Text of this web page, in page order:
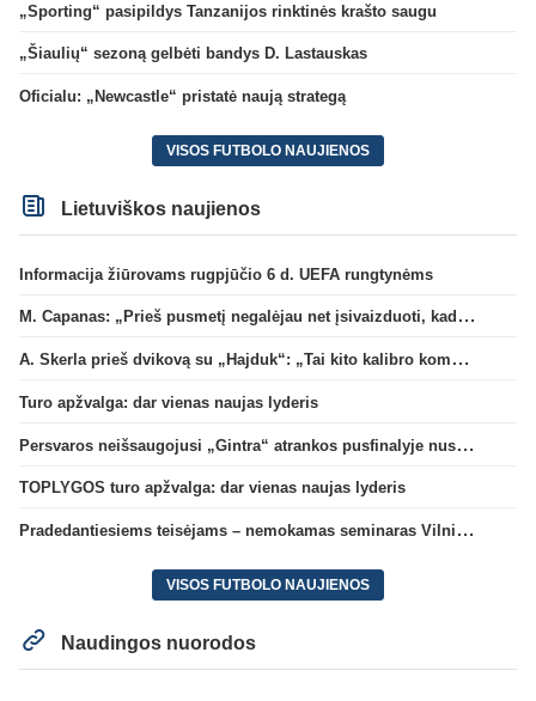
„Sporting“ pasipildys Tanzanijos rinktinės krašto saugu
„Šiaulių“ sezoną gelbėti bandys D. Lastauskas
Oficialu: „Newcastle“ pristatė naują strategą
VISOS FUTBOLO NAUJIENOS
Lietuviškos naujienos
Informacija žiūrovams rugpjūčio 6 d. UEFA rungtynėms
M. Capanas: „Prieš pusmetį negalėjau net įsivaizduoti, kad žaisime prieš „Hajduk“
A. Skerla prieš dvikovą su „Hajduk“: „Tai kito kalibro komanda“
Turo apžvalga: dar vienas naujas lyderis
Persvaros neišsaugojusi „Gintra“ atrankos pusfinalyje nusileido Škotijos čempionėms
TOPLYGOS turo apžvalga: dar vienas naujas lyderis
Pradedantiesiems teisėjams – nemokamas seminaras Vilniuje šį penktadienį
VISOS FUTBOLO NAUJIENOS
Naudingos nuorodos